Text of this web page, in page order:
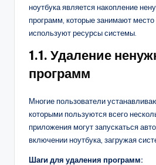
ноутбука является накопление
программ, которые занимают
используют ресурсы системы.
1.1. Удаление
программ
Многие пользователи
которыми пользуются всего
приложения могут запускаться
включении ноутбука, загружая
Шаги для удаления программ: